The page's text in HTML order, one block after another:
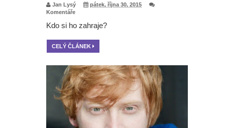
Jan Lysý
pátek, října 30, 2015
Komentáře
Kdo si ho zahraje?
CELÝ ČLÁNEK